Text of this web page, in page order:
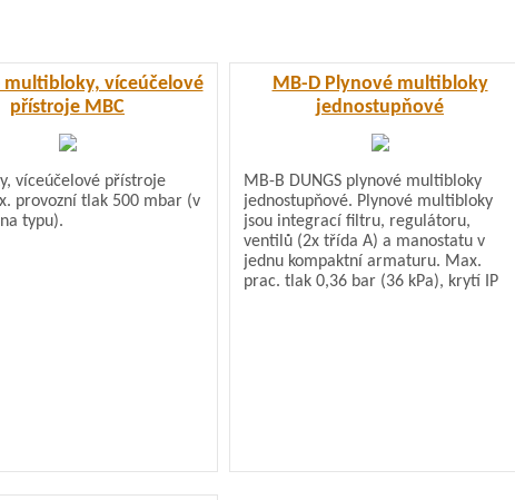
multibloky, víceúčelové
přístroje MBC
víceúčelové přístroje
provozní tlak 500 mbar (v
typu).
MB-D Plynové multibloky
jednostupňové
MB-B DUNGS plynové multibloky
jednostupňové. Plynové multibloky
jsou integrací filtru, regulátoru,
ventilů (2x třída A) a manostatu v
jednu kompaktní armaturu. Max.
prac. tlak 0,36 bar (36 kPa), krytí IP